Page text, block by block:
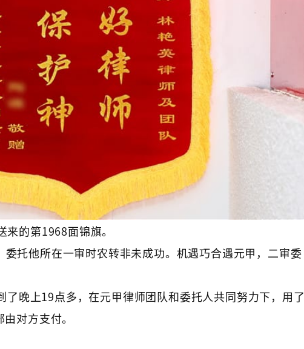
的第1968面锦旗。
托他所在一审时农转非未成功。机遇巧合遇元甲，二审委
晚上19点多，在元甲律师团队和委托人共同努力下，用了
对方支付。